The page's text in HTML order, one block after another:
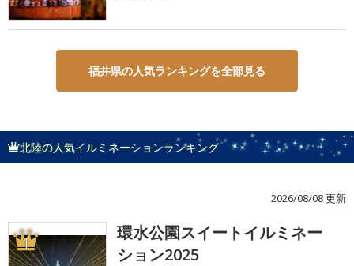
福井県の人気ランキングを全部見る
北陸の人気イルミネーションランキング
2026/08/08 更新
1
環水公園スイートイルミネー
ション2025